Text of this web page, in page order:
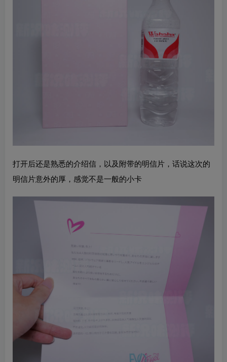
打开后还是熟悉的介绍信，以及附带的明信片，话说这次的
明信片意外的厚，感觉不是一般的小卡